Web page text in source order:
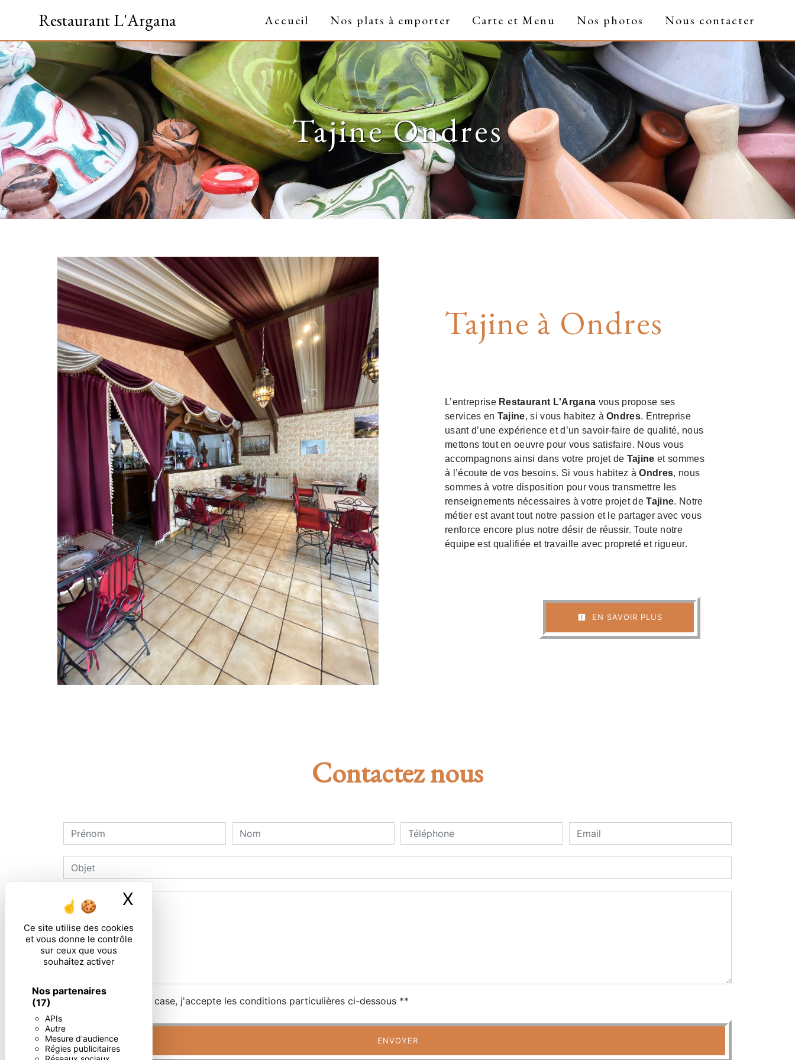
Ce site utilise des cookies
et vous donne le contrôle
sur ceux que vous
souhaitez activer
Nos partenaires
(17)
APIs
Autre
Mesure d'audience
Régies publicitaires
X
Restaurant L'Argana Accueil Nos plats à emporter Carte et Menu Nos photos Nous contacter
Tajine Ondres
Tajine à Ondres
L’entreprise Restaurant L'Argana vous propose ses
services en Tajine, si vous habitez àOndres. Entreprise
usant d’une expérience et d’un savoir-faire de qualité, nous
mettons tout en oeuvre pour vous satisfaire. Nous vous
accompagnons ainsi dans votre projet de Tajine et sommes
à l’écoute de vos besoins. Si vous habitez àOndres, nous
sommes à votre disposition pour vous transmettre les
renseignements nécessaires à votre projet deTajine. Notre
métier est avant tout notre passion et le partager avec vous
renforce encore plus notre désir de réussir. Toute notre
équipe est qualifiée et travaille avec propreté et rigueur.
EN SAVOIR PLUS
Contactez nous
En cochant cette case, j'accepte les conditions particulières ci-dessous **
ENVOYER